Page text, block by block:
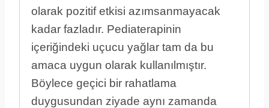
olarak pozitif etkisi azımsanmayacak
kadar fazladır. Pediaterapinin
içeriğindeki uçucu yağlar tam da bu
amaca uygun olarak kullanılmıştır.
Böylece geçici bir rahatlama
duygusundan ziyade aynı zamanda